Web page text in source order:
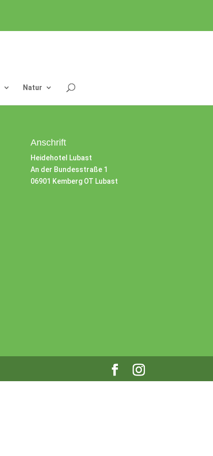
Natur
Anschrift
Heidehotel Lubast
An der Bundesstraße 1
06901 Kemberg OT Lubast